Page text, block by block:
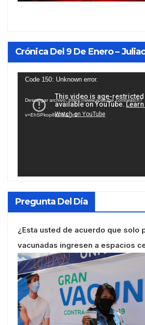
Crónica Del 9 De Enero –
Reproductor
vídeo
Code 150: Unknown error.
Descargar archivo: https://www.youtube.com/watch?
v=EhSPkop8KPY&_=1
Pregunta Del Día
¿Esta usted de acuerdo que solo
vacunadas ingresen a espacios